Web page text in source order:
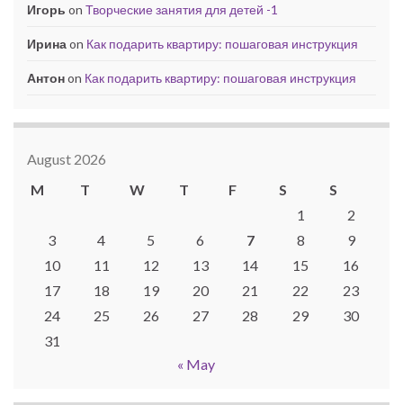
Игорь on Творческие занятия для детей -1
Иринаon Как подарить квартиру: пошаговая инструкция
Антонon Как подарить квартиру: пошаговая инструкция
August 2026
M
T W T F S
S
1
2
3
4 5 6 7 8
9
10
11 12 13 14 15
16
17
18 19 20 21 22
23
24
25 26 27 28 29
30
31
« May